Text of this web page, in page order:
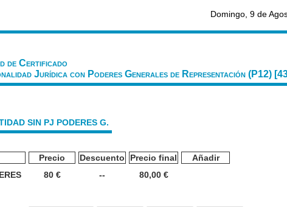
Domingo, 9 de
de Certificado
Jurídica con Poderes Generales de Representación (P12)
SIN PJ PODERES G.
Precio Descuento Precio final
Añadir
80 € -- 80,00 €